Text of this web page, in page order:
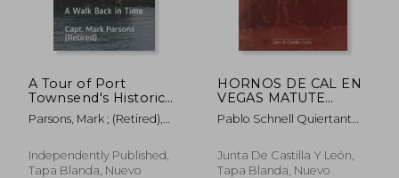
40%
dcto. $ 42.52
A Tour of Port
Townsend's Historic
Waterfront District: A
Walk Back in Time
Parsons, Mark ; (retired),
Independently Published,
Tapa Blanda, Nuevo
HORNOS DE CAL EN
VEGAS MATUTE
(SEGOVIA): EL
CONJUNTO DEL
XVI-XVIII
Pablo Schnell Quiertant
Jiménez
Junta De Castilla Y León,
Tapa Blanda, Nuevo